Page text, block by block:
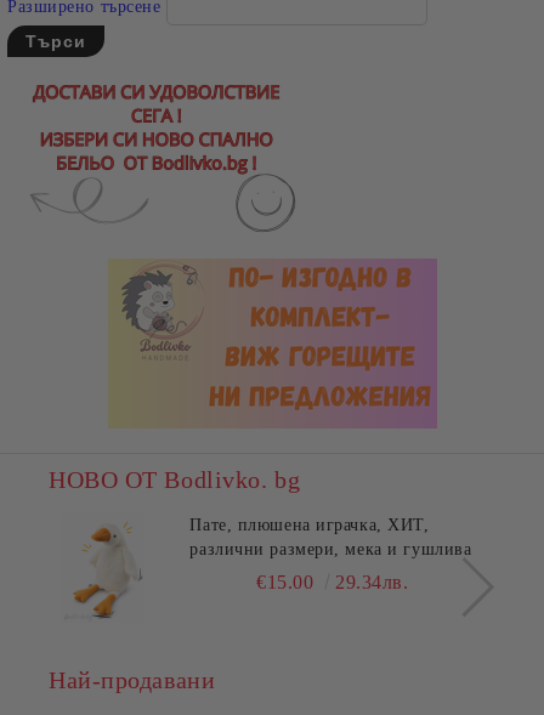
Разширено търсене
НОВО ОТ Bodlivko. bg
Пате, плюшена играчка, ХИТ,
различни размери, мека и гушлива
€15.00 29.34лв.
Най-продавани